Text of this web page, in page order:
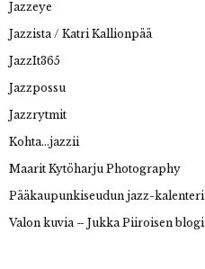
Jazzeye
Jazzista / Katri Kallionpää
JazzIt365
Jazzpossu
Jazzrytmit
Kohta…jazzii
Maarit Kytöharju Photography
Pääkaupunkiseudun jazz-kalenteri
Valon kuvia – Jukka Piiroisen blogi